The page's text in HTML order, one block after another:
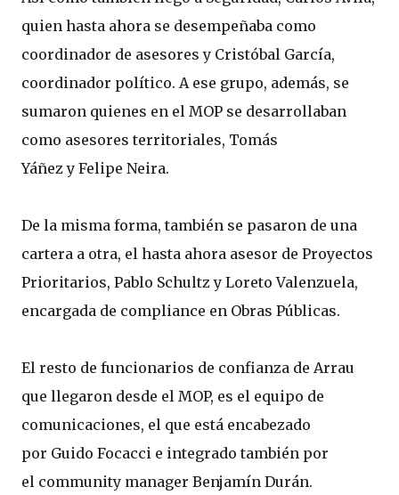
quien hasta ahora se desempeñaba como
coordinador de asesores y Cristóbal García,
coordinador político. A ese grupo, además, se
sumaron quienes en el MOP se desarrollaban
como asesores territoriales, Tomás
Yáñez y Felipe Neira.
De la misma forma, también se pasaron de una
cartera a otra, el hasta ahora asesor de Proyectos
Prioritarios, Pablo Schultz y Loreto Valenzuela,
encargada de compliance en Obras Públicas.
El resto de funcionarios de confianza de Arrau
que llegaron desde el MOP, es el equipo de
comunicaciones, el que está encabezado
por Guido Focacci e integrado también por
el community manager Benjamín Durán.